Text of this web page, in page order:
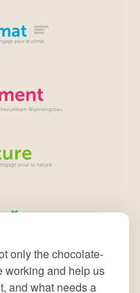
only the chocolate-
working and help us
and what needs a